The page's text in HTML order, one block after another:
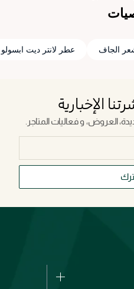
الجاف عطر لانتر ديت ابسولو
الإخبارية
العروض، و فعاليات المتاجر.